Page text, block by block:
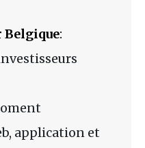
:
application et